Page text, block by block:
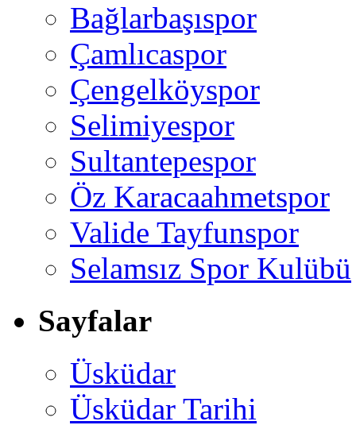
Bağlarbaşıspor
Çamlıcaspor
Çengelköyspor
Selimiyespor
Sultantepespor
Öz Karacaahmetspor
Valide Tayfunspor
Selamsız Spor Kulübü
Sayfalar
Üsküdar
Üsküdar Tarihi